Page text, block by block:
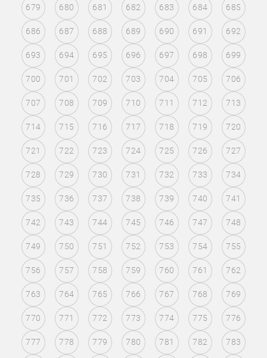
679 680 681 682 683 684 685
686 687 688 689 690 691 692
693 694 695 696 697 698 699
700 701 702 703 704 705 706
707 708 709 710 711 712 713
714 715 716 717 718 719 720
721 722 723 724 725 726 727
728 729 730 731 732 733 734
735 736 737 738 739 740 741
742 743 744 745 746 747 748
749 750 751 752 753 754 755
756 757 758 759 760 761 762
763 764 765 766 767 768 769
770 771 772 773 774 775 776
777 778 779 780 781 782 783